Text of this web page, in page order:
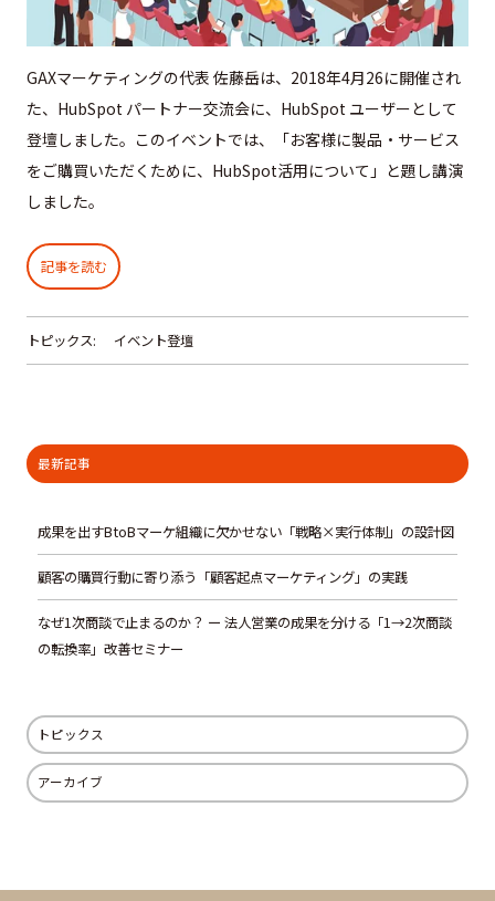
GAXマーケティングの代表 佐藤岳は、2018年4月26に開催され
た、HubSpot パートナー交流会に、HubSpot ユーザーとして
登壇しました。このイベントでは、「お客様に製品・サービス
をご購買いただくために、HubSpot活用について」と題し講演
しました。
記事を読む
トピックス: イベント登壇
最新記事
成果を出すBtoBマーケ組織に欠かせない「戦略×実行体制」の設計図
顧客の購買行動に寄り添う「顧客起点マーケティング」の実践
なぜ1次商談で止まるのか？ ー 法人営業の成果を分ける「1→2次商談
の転換率」改善セミナー
トピックス
アーカイブ